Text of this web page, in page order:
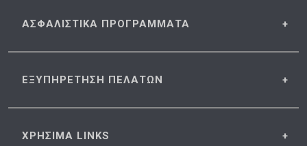
ΑΣΦΑΛΙΣΤΙΚΑ ΠΡΟΓΡΑΜΜΑΤΑ
ΕΞΥΠΗΡΕΤΗΣΗ ΠΕΛΑΤΩΝ
ΧΡΗΣΙΜΑ LINKS